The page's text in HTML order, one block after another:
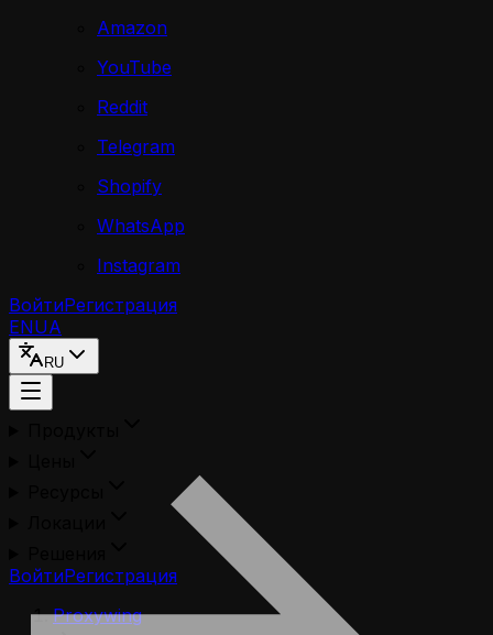
Amazon
YouTube
Reddit
Telegram
Shopify
WhatsApp
Instagram
ВойтиРегистрация
ENUA
RU
ВойтиРегистрация
Proxywing